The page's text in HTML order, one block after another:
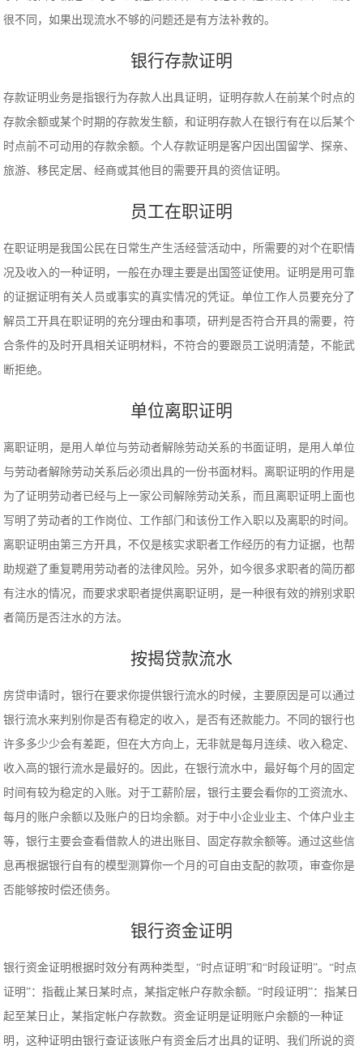
很不同，如果出现流水不够的问题还是有方法补救的。
银行存款证明
存款证明业务是指银行为存款人出具证明，证明存款人在前某个时点的
存款余额或某个时期的存款发生额，和证明存款人在银行有在以后某个
时点前不可动用的存款余额。个人存款证明是客户因出国留学、探亲、
旅游、移民定居、经商或其他目的需要开具的资信证明。
员工在职证明
在职证明是我国公民在日常生产生活经营活动中，所需要的对个在职情
况及收入的一种证明，一般在办理主要是出国签证使用。证明是用可靠
的证据证明有关人员或事实的真实情况的凭证。单位工作人员要充分了
解员工开具在职证明的充分理由和事项，研判是否符合开具的需要，符
合条件的及时开具相关证明材料，不符合的要跟员工说明清楚，不能武
断拒绝。
单位离职证明
离职证明，是用人单位与劳动者解除劳动关系的书面证明，是用人单位
与劳动者解除劳动关系后必须出具的一份书面材料。离职证明的作用是
为了证明劳动者已经与上一家公司解除劳动关系，而且离职证明上面也
写明了劳动者的工作岗位、工作部门和该份工作入职以及离职的时间。
离职证明由第三方开具，不仅是核实求职者工作经历的有力证据，也帮
助规避了重复聘用劳动者的法律风险。另外，如今很多求职者的简历都
有注水的情况，而要求求职者提供离职证明，是一种很有效的辨别求职
者简历是否注水的方法。
按揭贷款流水
房贷申请时，银行在要求你提供银行流水的时候，主要原因是可以通过
银行流水来判别你是否有稳定的收入，是否有还款能力。不同的银行也
许多多少少会有差距，但在大方向上，无非就是每月连续、收入稳定、
收入高的银行流水是最好的。因此，在银行流水中，最好每个月的固定
时间有较为稳定的入账。对于工薪阶层，银行主要会看你的工资流水、
每月的账户余额以及账户的日均余额。对于中小企业业主、个体户业主
等，银行主要会查看借款人的进出账目、固定存款余额等。通过这些信
息再根据银行自有的模型测算你一个月的可自由支配的款项，审查你是
否能够按时偿还债务。
银行资金证明
银行资金证明根据时效分有两种类型，“时点证明”和“时段证明”。“时点
证明”：指截止某日某时点，某指定帐户存款余额。“时段证明”：指某日
起至某日止，某指定帐户存款数。资金证明是证明账户余额的一种证
明，这种证明由银行查证该账户有资金后才出具的证明、我们所说的资